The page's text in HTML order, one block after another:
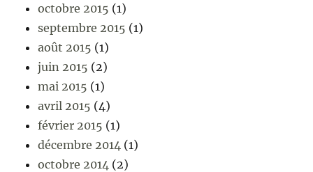
octobre 2015 (1)
septembre 2015 (1)
août 2015 (1)
juin 2015 (2)
mai 2015 (1)
avril 2015 (4)
février 2015 (1)
décembre 2014 (1)
octobre 2014 (2)